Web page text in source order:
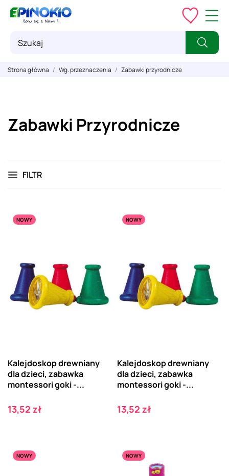
Strona główna Wg. przeznaczenia Zabawki przyrodnicze
Zabawki Przyrodnicze
FILTR
NOWY
Kalejdoskop drewniany
dla dzieci, zabawka
montessori goki -...
Cena
13,52 zł
NOWY
Kalejdoskop drewniany
dla dzieci, zabawka
montessori goki -...
Cena
13,52 zł
NOWY NOWY